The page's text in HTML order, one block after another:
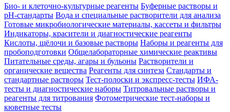
Био- и клеточно-культурные реагенты Буферные растворы и
pH-стандарты Вода и специальные растворители для анализа
Готовые микробиологические материалы, кассеты и фильтры
Индикаторы, красители и диагностические реагенты
Кислоты, щёлочи и базовые растворы Наборы и реагенты для
пробоподготовки Общелабораторные химические реактивы
Питательные среды, агары и бульоны Растворители и
органические вещества Реагенты для синтеза Стандарты и
стандартные растворы Тест-полоски и экспресс-тесты ИФА-
тесты и диагностические наборы Титровальные растворы и
реагенты для титрования Фотометрические тест-наборы и
кюветные тесты